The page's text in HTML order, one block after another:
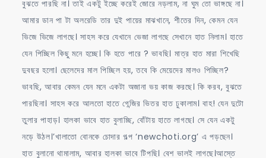
বুঝতে পারছি না। তাই একটু ইচ্ছে করেই জোরে নড়লাম, না ঘুম তো ভাঙ্গছে না।
আমার ডান পা টা অলরেডি তার দুই পায়ের মাঝখানে, শীতের দিন, কেমন যেন
ভিজে ভিজে লাগছে। সাহস করে যেখানে ভেজা লাগছে সেখানে হাত নিলাম। হাতে
যেন পিচ্ছিল কিছু মনে হচ্ছে। কি হতে পারে ? ভাবছি। মাত্র হাত মারা শিখেছি
দুবছর হলো। ছেলেদের মাল পিচ্ছিল হয়, তবে কি মেয়েদের মালও পিচ্ছিল?
ভাবছি, আবার কেমন যেন মনে একটা অজানা ভয় কাজ করছে। কি করব, বুঝতে
পারছিনা। সাহস করে আলতো হাতে গেন্জির ভিতর হাত ঢুকালাম। বাহ! যেন দুটো
তুলার পাহাড়। হালকা ভাবে হাত বুলাচ্ছি, বোঁটায় হাতে লাগছে। সে যেন একটু
নড়ে উঠল।’খালাতো বোনকে চোদার গল্প ‘newchoti.org’ এ পড়ছেন।
হাত বুলানো থামালাম, আবার হালকা ভাবে টিপছি। বেশ ভালই লাগছে।আস্তে